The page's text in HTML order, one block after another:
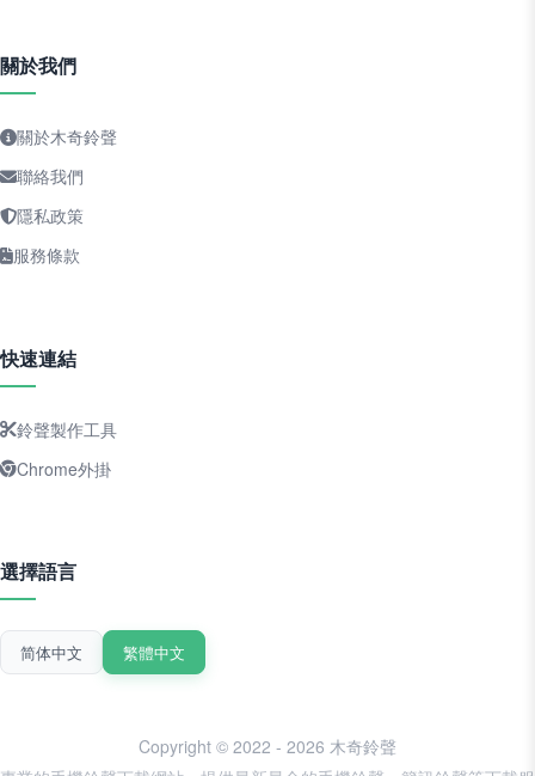
關於我們
關於木奇鈴聲
聯絡我們
隱私政策
服務條款
快速連結
鈴聲製作工具
Chrome外掛
選擇語言
简体中文 繁體中文
Copyright © 2022 - 2026 木奇鈴聲